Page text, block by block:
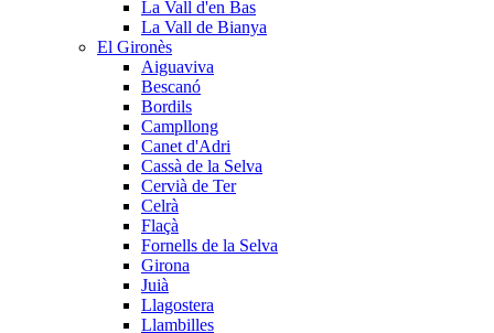
La Vall d'en Bas
La Vall de Bianya
El Gironès
Aiguaviva
Bescanó
Bordils
Campllong
Canet d'Adri
Cassà de la Selva
Cervià de Ter
Celrà
Flaçà
Fornells de la Selva
Girona
Juià
Llagostera
Llambilles